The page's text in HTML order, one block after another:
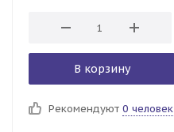
В корзину
Рекомендуют 0 человек